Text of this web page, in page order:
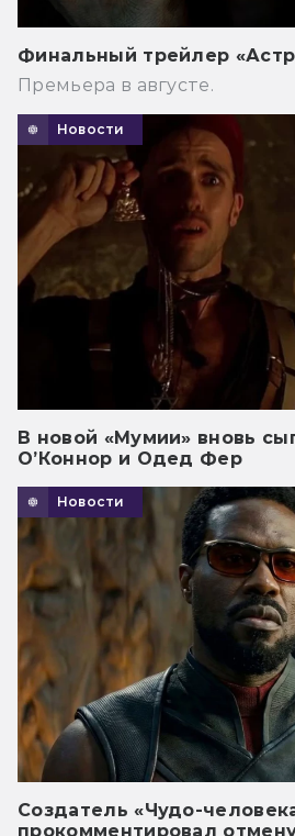
Финальный трейлер
Премьера в августе.
Новости
В новой «Мумии» вновь
О’Коннор и Одед Фер
Новости
Создатель «Чудо-
прокомментировал